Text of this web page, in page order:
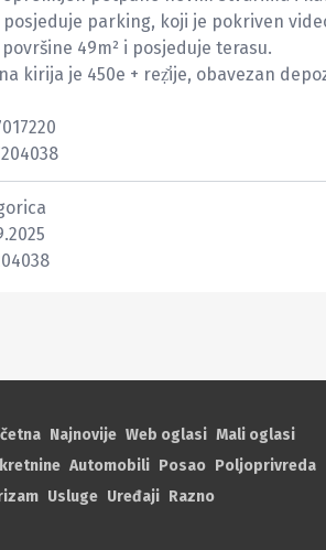
posjeduje parking, koji je pokriven
49m² i posjeduje terasu.
kirija je 450e + reẓ̌ije, obavezan
067204038
Najnovije Web oglasi Mali oglasi
Automobili Posao Poljoprivreda
Usluge Uređaji Razno